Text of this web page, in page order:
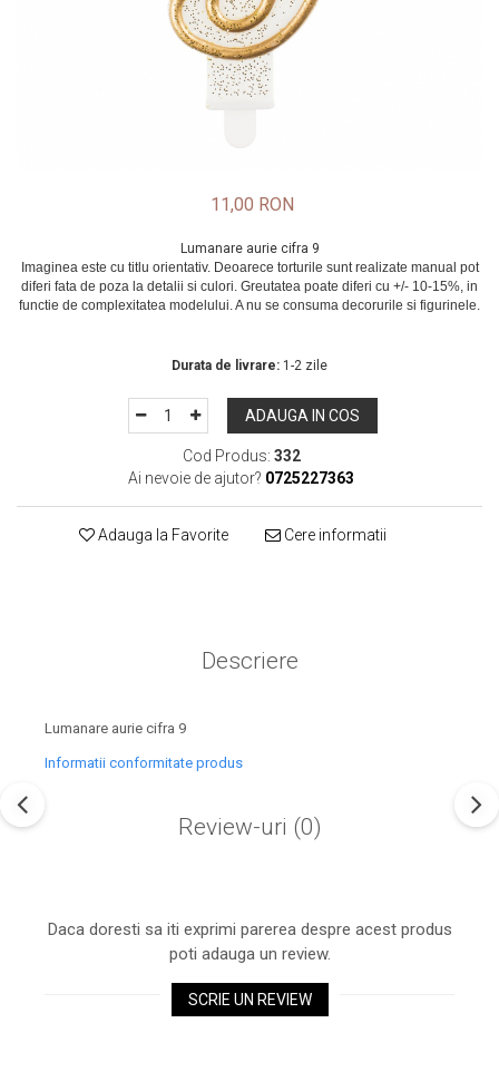
11,00 RON
Lumanare aurie cifra 9
Durata de livrare: 1-2 zile
ADAUGA IN COS
Cod Produs: 332
Ai nevoie de ajutor? 0725227363
Adauga la Favorite Cere informatii
Descriere
Lumanare aurie cifra 9
Informatii conformitate produs
Review-uri (0)
Daca doresti sa iti exprimi parerea despre acest produs
poti adauga un review.
SCRIE UN REVIEW